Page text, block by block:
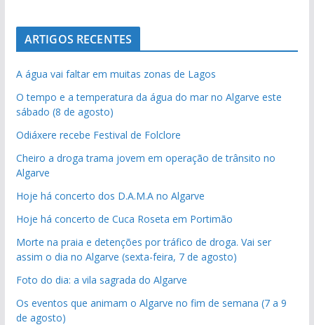
ARTIGOS RECENTES
A água vai faltar em muitas zonas de Lagos
O tempo e a temperatura da água do mar no Algarve este
sábado (8 de agosto)
Odiáxere recebe Festival de Folclore
Cheiro a droga trama jovem em operação de trânsito no
Algarve
Hoje há concerto dos D.A.M.A no Algarve
Hoje há concerto de Cuca Roseta em Portimão
Morte na praia e detenções por tráfico de droga. Vai ser
assim o dia no Algarve (sexta-feira, 7 de agosto)
Foto do dia: a vila sagrada do Algarve
Os eventos que animam o Algarve no fim de semana (7 a 9
de agosto)